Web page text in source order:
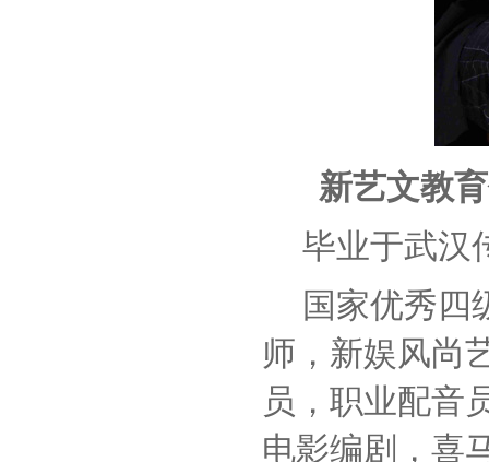
新艺文教
毕业于武汉
国家优秀四
师，新娱风尚
员，职业配音
电影编剧，喜